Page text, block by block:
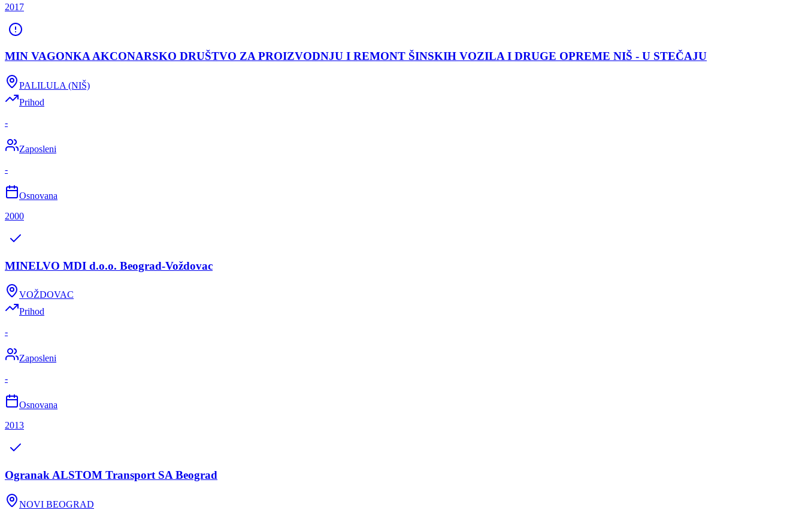
2017
MIN VAGONKA AKCONARSKO DRUŠTVO ZA PROIZVODNJU I REMONT ŠINSKIH VOZILA I DRUGE OPREME NIŠ - U STEČAJU
PALILULA (NIŠ)
Prihod
-
Zaposleni
-
Osnovana
2000
MINELVO MDI d.o.o. Beograd-Voždovac
VOŽDOVAC
Prihod
-
Zaposleni
-
Osnovana
2013
Ogranak ALSTOM Transport SA Beograd
NOVI BEOGRAD